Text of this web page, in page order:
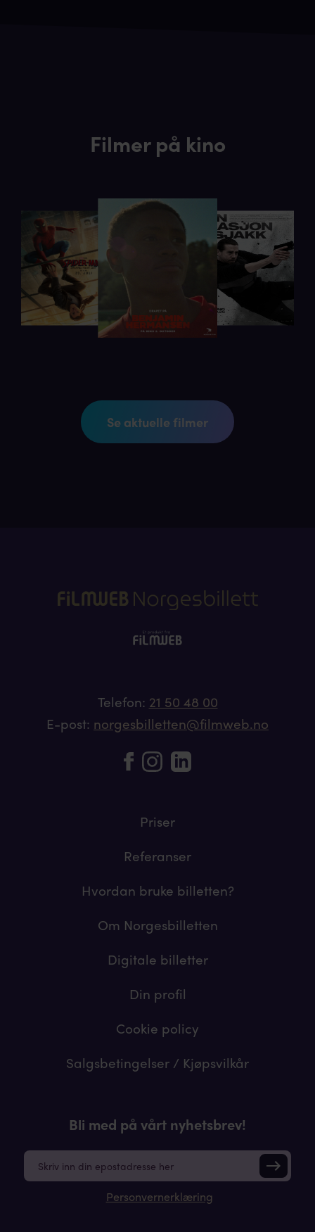
Filmer på kino
Se aktuelle filmer
Telefon: 21 50 48 00
E-post: norgesbilletten@filmweb.no
Priser
Referanser
Hvordan bruke billetten?
Om Norgesbilletten
Digitale billetter
Din profil
Cookie policy
Salgsbetingelser / Kjøpsvilkår
Bli med på vårt nyhetsbrev!
E
a
Personvernerklæring